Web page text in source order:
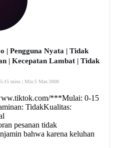
| Pengguna Nyata | Tidak
| Kecepatan Lambat | Tidak
15 mins | Min:5 Max:3000
***Mulai: 0-15
TidakKualitas:
pesanan tidak
bahwa karena keluhan